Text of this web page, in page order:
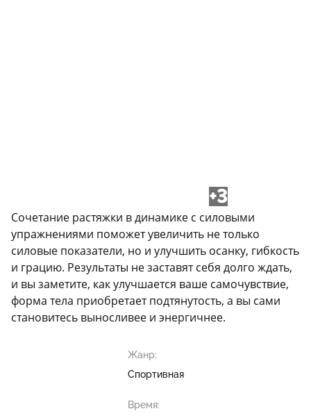
+3
Сочетание растяжки в динамике с силовыми
упражнениями поможет увеличить не только
силовые показатели, но и улучшить осанку, гибкость
и грацию. Результаты не заставят себя долго ждать,
и вы заметите, как улучшается ваше самочувствие,
форма тела приобретает подтянутость, а вы сами
становитесь выносливее и энергичнее.
Жанр:
Спортивная
Время: